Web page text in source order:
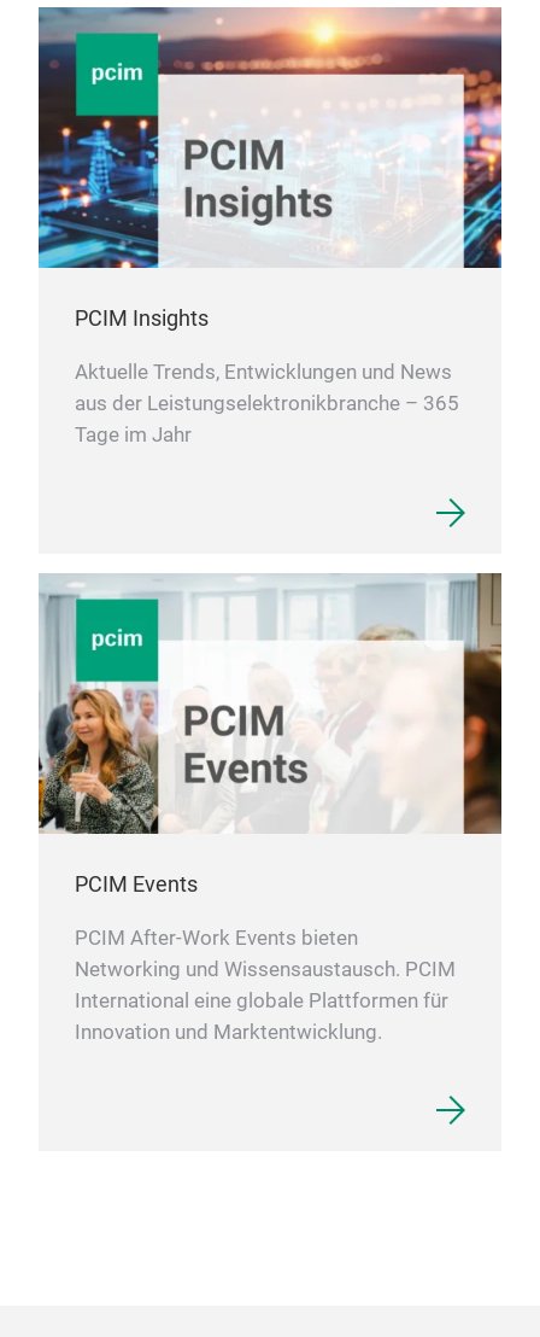
PCIM Insights
Aktuelle Trends, Entwicklungen und News
aus der Leistungselektronikbranche – 365
Tage im Jahr
PCIM Events
PCIM After-Work Events bieten
Networking und Wissensaustausch. PCIM
International eine globale Plattformen für
Innovation und Marktentwicklung.